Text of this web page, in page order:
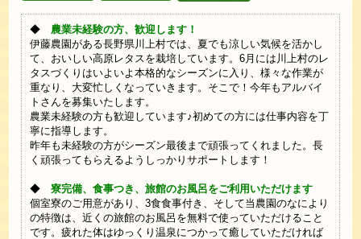
◆ 農業未経験の方、歓迎します！
伊藤農園がある長野県川上村では、夏でも涼しい気候を活かし
て、おいしい高原レタスを栽培しています。6月には川上村のレ
タスづくりはいよいよ本格的なシーズンに入り、様々な作業が
重なり、大変忙しくなっていきます。そこで！今年もアルバイ
トさんを募集いたします。
農業未経験の方も歓迎しています♪初めての方には仕事内容を丁
寧に指導します。
昨年も未経験の方がシーズン最後まで頑張ってくれました。長
く頑張ってもらえるようしっかりサポートします！
◆寮完備、食事つき、旅館のお風呂をご利用いただけます
個室寮のご用意があり、3食食事付き、そして当農園のなにより
の特徴は、近くの旅館のお風呂を無料で使っていただけること
です。疲れた体はゆっくり温泉につかって癒していただければ